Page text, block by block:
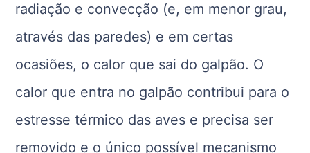
radiação e convecção (e, em menor grau,
através das paredes) e em certas
ocasiões, o calor que sai do galpão. O
calor que entra no galpão contribui para o
estresse térmico das aves e precisa ser
removido e o único possível mecanismo